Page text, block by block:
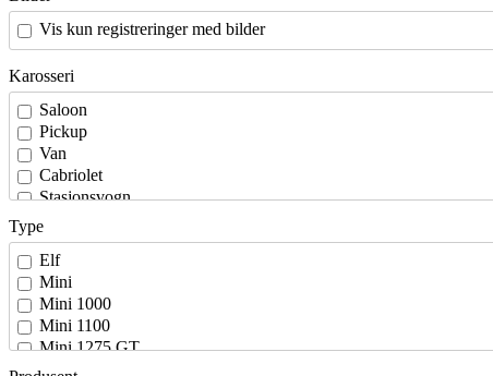
MK7
Vis kun registreringer med bilder
Karosseri
Saloon
Pickup
Van
Cabriolet
Stasjonsvogn
Type
Elf
Mini
Mini 1000
Mini 1100
Mini 1275 GT
Mini 35